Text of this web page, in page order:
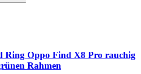
Ring Oppo Find X8 Pro rauchig
Rahmen